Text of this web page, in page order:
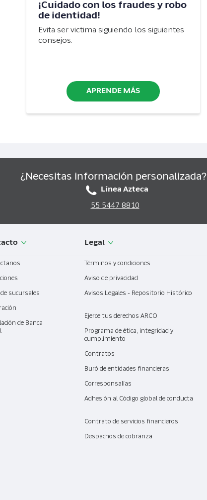
¡Cuidado con los fraudes y robo
de identidad!
Evita ser victima siguiendo los siguientes
consejos.
APRENDE MÁS
¿Necesitas información personalizada?
Línea Azteca
55 5447 8810
sucursales
de Banca
Legal
Términos y condiciones
Aviso de privacidad
Avisos Legales - Repositorio Histórico
Ejerce tus derechos ARCO
Programa de ética, integridad y
cumplimiento
Contratos
Buró de entidades financieras
Corresponsalías
Adhesión al Código global de conducta
Contrato de servicios financieros
Despachos de cobranza